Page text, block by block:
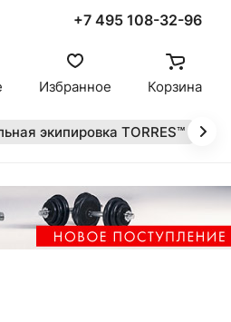
+7 495 108-32-96
Избранное Корзина
экипировка TORRES™ 🔥